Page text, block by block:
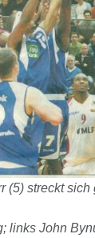
(5) streckt sich
links John